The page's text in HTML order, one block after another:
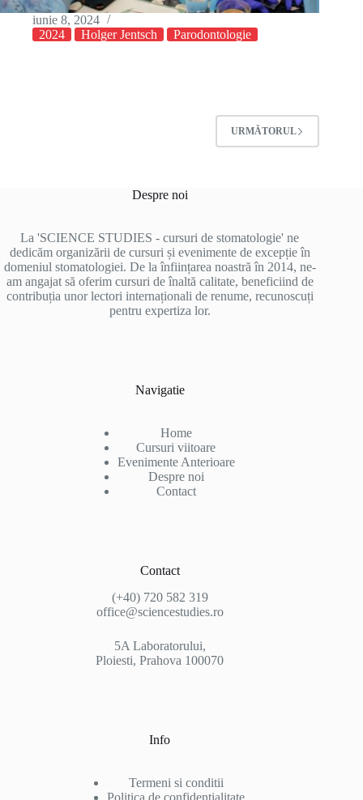
iunie 8, 2024
2024
Holger Jentsch Parodontologie
URMĂTORUL
Despre noi
La 'SCIENCE STUDIES - cursuri de stomatologie' ne
dedicăm organizării de cursuri și evenimente de excepție în
domeniul stomatologiei. De la înființarea noastră în 2014, ne-
am angajat să oferim cursuri de înaltă calitate, beneficiind de
contribuția unor lectori internaționali de renume, recunoscuți
pentru expertiza lor.
Navigatie
Home
Cursuri viitoare
Evenimente Anterioare
Despre noi
Contact
Contact
(+40) 720 582 319
office@sciencestudies.ro
5A Laboratorului,
Ploiesti, Prahova 100070
Info
Termeni si conditii
Politica de confidentialitate